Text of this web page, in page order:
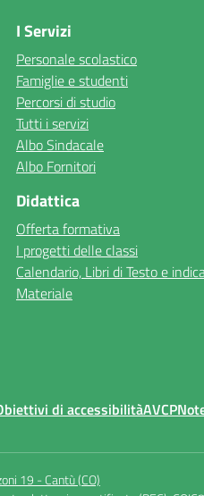
I Servizi
Personale scolastico
Famiglie e studenti
Percorsi di studio
Tutti i servizi
Albo Sindacale
Albo Fornitori
Didattica
Offerta formativa
I progetti delle classi
Calendario, Libri di Testo e
Materiale
di accessibilitàAVCP
19 - Cantù (CO)